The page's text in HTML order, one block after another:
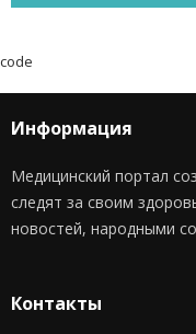
code
Информация
Медицинский портал
следят за своим
новостей, народными
Контакты